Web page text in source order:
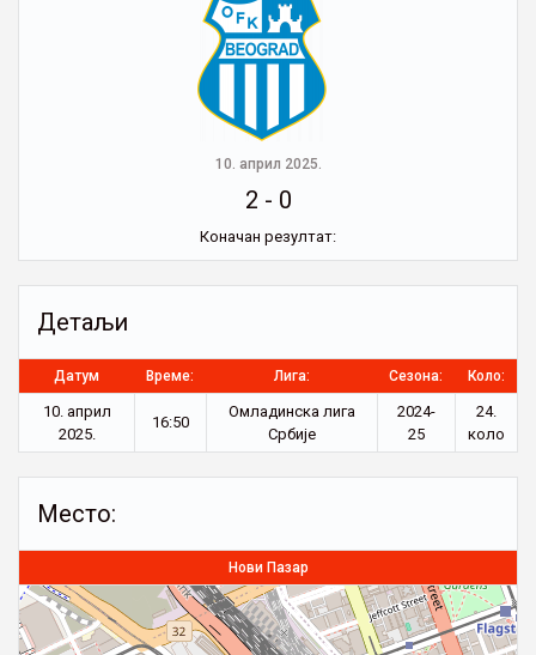
10. април 2025.
2 - 0
Коначан резултат:
Детаљи
Датум Време: Лига: Сезона: Коло:
10. април
2025.
16:50
Омладинска лига
Србије
2024-
25
24.
коло
Место:
Нови Пазар